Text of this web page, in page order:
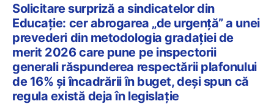
Solicitare surpriză a sindicatelor din
Educație: cer abrogarea „de urgență” a unei
prevederi din metodologia gradației de
merit 2026 care pune pe inspectorii
generali răspunderea respectării plafonului
de 16% și încadrării în buget, deși spun că
regula există deja în legislație